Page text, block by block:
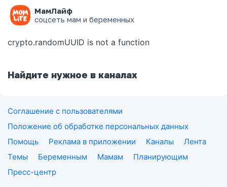
МамЛайф
соцсеть мам и беременных
Ошибка на странице
crypto.randomUUID is not a function
Найдите нужное в каналах
Соглашение с пользователями
Положение об обработке персональных данных
Помощь
Реклама в приложении Каналы
Лента
Темы
Беременным Мамам
Планирующим
Пресс-центр